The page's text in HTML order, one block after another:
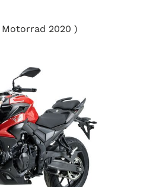
Motorrad 2020 )